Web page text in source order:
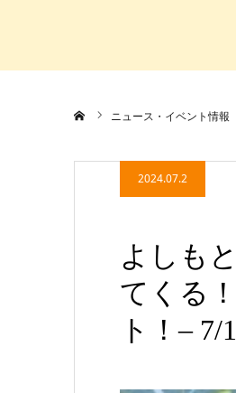
ニュース・イベント情報
2024.07.2
よしも
てくる
ト！–